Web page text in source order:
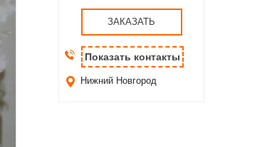
ЗАКАЗАТЬ
Показать контакты
Нижний Новгород